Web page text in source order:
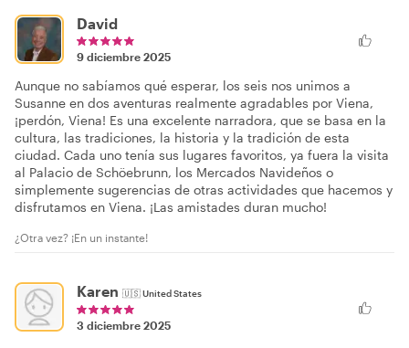
David
9 diciembre 2025
Aunque no sabíamos qué esperar, los seis nos unimos a
Susanne en dos aventuras realmente agradables por Viena,
¡perdón, Viena! Es una excelente narradora, que se basa en la
cultura, las tradiciones, la historia y la tradición de esta
ciudad. Cada uno tenía sus lugares favoritos, ya fuera la visita
al Palacio de Schöebrunn, los Mercados Navideños o
simplemente sugerencias de otras actividades que hacemos y
disfrutamos en Viena. ¡Las amistades duran mucho!
¿Otra vez? ¡En un instante!
Karen 🇺🇸United States
3 diciembre 2025